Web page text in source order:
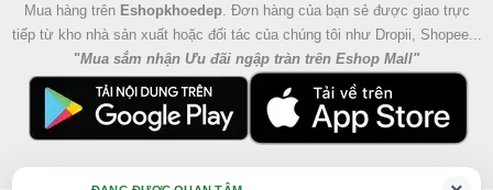
Mua hàng trên Eshopkhoedep. Đơn hàng của bạn sẻ được giao trực
tiếp từ kho nhà sản xuất hoặc đối tác của chúng tôi như Dropii, Shopee...
"Mua sắm nhận Ưu đãi ngập tràn trên Eshop Mall"